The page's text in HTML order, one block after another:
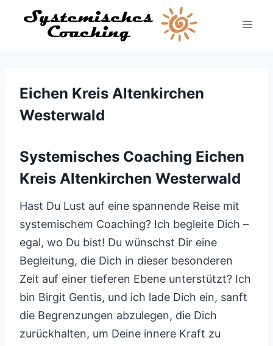
Inhalt
Eichen Kreis Altenkirchen
Westerwald
Systemisches Coaching Eichen
Kreis Altenkirchen Westerwald
Hast Du Lust auf eine spannende Reise mit
systemischem Coaching? Ich begleite Dich –
egal, wo Du bist! Du wünschst Dir eine
Begleitung, die Dich in dieser besonderen
Zeit auf einer tieferen Ebene unterstützt? Ich
bin Birgit Gentis, und ich lade Dich ein, sanft
die Begrenzungen abzulegen, die Dich
zurückhalten, um Deine innere Kraft zu